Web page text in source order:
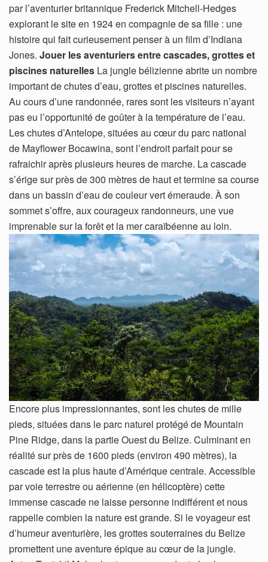
par l’aventurier britannique Frederick Mitchell-Hedges
explorant le site en 1924 en compagnie de sa fille : une
histoire qui fait curieusement penser à un film d’Indiana
Jones. Jouer les aventuriers entre cascades, grottes et
piscines naturelles La jungle bélizienne abrite un nombre
important de chutes d’eau, grottes et piscines naturelles.
Au cours d’une randonnée, rares sont les visiteurs n’ayant
pas eu l’opportunité de goûter à la température de l’eau.
Les chutes d’Antelope, situées au cœur du parc national
de Mayflower Bocawina, sont l’endroit parfait pour se
rafraichir après plusieurs heures de marche. La cascade
s’érige sur près de 300 mètres de haut et termine sa course
dans un bassin d’eau de couleur vert émeraude. À son
sommet s’offre, aux courageux randonneurs, une vue
imprenable sur la forêt et la mer caraïbéenne au loin.
Encore plus impressionnantes, sont les chutes de mille
pieds, situées dans le parc naturel protégé de Mountain
Pine Ridge, dans la partie Ouest du Belize. Culminant en
réalité sur près de 1600 pieds (environ 490 mètres), la
cascade est la plus haute d’Amérique centrale. Accessible
par voie terrestre ou aérienne (en hélicoptère) cette
immense cascade ne laisse personne indifférent et nous
rappelle combien la nature est grande. Si le voyageur est
d’humeur aventurière, les grottes souterraines du Belize
promettent une aventure épique au cœur de la jungle.